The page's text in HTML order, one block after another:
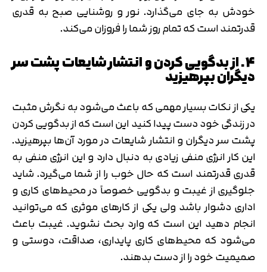
خودش به جای می‌گذارد. نور و روشنایی صبح به قدری
قدرتمند است که تمام روز شما را فروزان می‌کند.
4. از بدگویی کردن و انتشار شایعات پشت سر
دیگران بپرهیزید
یکی از نکات بسیار مهمی که باعث می‌شود به نگرش مثبت
در زندگی خود دست پیدا کنید این است که از بدگویی کردن
پشت سر دیگران و انتشار شایعات در مورد آن‌ها بپرهیزید.
این کار انرژی منفی زیادی به دنبال دارد و این انرژی منفی به
قدری قدرتمند است که حال خوب را از شما می‌گیرد. شاید
جلوگیری از غیبت و بدگویی خصوصاً در محیط‌های کاری و
اداری دشوار باشد ولی یکی از کارهای موثری که می‌توانید
انجام دهید این است که وارد بحث نشوید. غیبت باعث
می‌شود که محیط‌های کاری پایداری، صداقت، دوستی و
صمیمیت خود را از دست بدهند.